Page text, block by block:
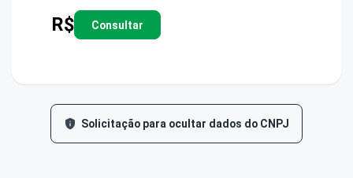
R$ Consultar
Solicitação para ocultar dados do CNPJ